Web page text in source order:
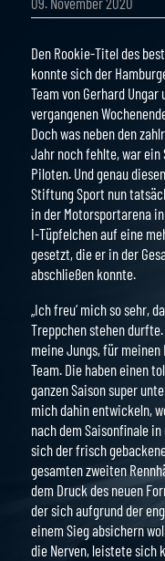
Den Rookie-Titel des
konnte sich der
Team von Gerhard
vergangenen
Doch was neben den
Jahr noch fehlte, war ein
Piloten. Und genau
Stiftung Sport nun
in der Motorsportarena
I-Tüpfelchen auf eine
gesetzt, die er in der
abschließen konnte.
„Ich freu‘ mich so sehr,
Treppchen stehen
meine Jungs, für meinen
Team. Die haben einen
ganzen Saison super
mich dahin entwickeln,
nach dem Saisonfinale
sich der frisch
gesamten zweiten
dem Druck des neuen
der sich aufgrund der
einem Sieg absichern
die Nerven, leistete sich